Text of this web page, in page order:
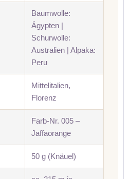
Baumwolle:
Ägypten |
Schurwolle:
Australien | Alpaka:
Peru
Mittelitalien,
Florenz
Farb-Nr. 005 –
Jaffaorange
50 g (Knäuel)